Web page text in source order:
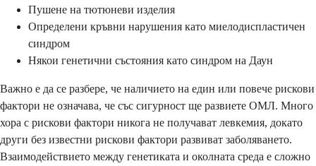
Пушене на тютюневи изделия
Определени кръвни нарушения като миелодиспластичен
синдром
Някои генетични състояния като синдром на Даун
Важно е да се разбере, че наличието на един или повече рискови
фактори не означава, че със сигурност ще развиете ОМЛ. Много
хора с рискови фактори никога не получават левкемия, докато
други без известни рискови фактори развиват заболяването.
Взаимодействието между генетиката и околната среда е сложно